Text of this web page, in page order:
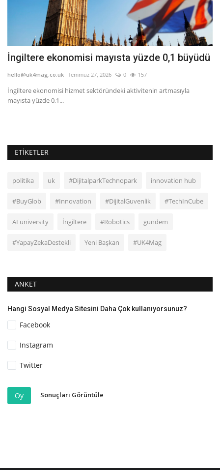
İngiltere ekonomisi mayısta yüzde 0,1 büyüdü
hello@uk4mag.co.uk Temmuz 27, 2026 0 157
İngiltere ekonomisi hizmet sektöründeki aktivitenin artmasıyla
mayısta yüzde 0,1...
ETIKETLER
politika uk #DijitalparkTechnopark innovation hub
#BuyGlob #Innovation #DijitalGuvenlik #TechInCube
AI university İngiltere #Robotics gündem
#YapayZekaDestekli Yeni Başkan #UK4Mag
ANKET
Hangi Sosyal Medya Sitesini Daha Çok kullanıyorsunuz?
Facebook
Instagram
Twitter
Oy Sonuçları Görüntüle